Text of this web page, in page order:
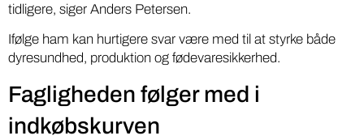
tidligere, siger Anders Petersen.
Ifølge ham kan hurtigere svar være med til at styrke både
dyresundhed, produktion og fødevaresikkerhed.
Fagligheden følger med i
indkøbskurven